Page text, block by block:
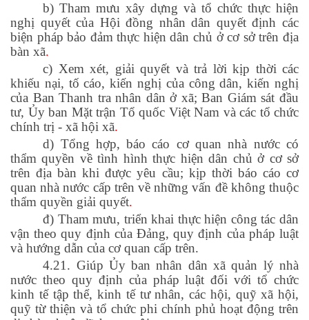
b) Tham mưu xây dựng và tổ chức thực hiện
nghị quyết của Hội đồng nhân dân quyết định các
biện pháp bảo đảm thực hiện dân chủ ở cơ sở trên địa
bàn xã.
c) Xem xét, giải quyết và trả lời kịp thời các
khiếu nại, tố cáo, kiến nghị của công dân, kiến nghị
của Ban Thanh tra nhân dân ở xã; Ban Giám sát đầu
tư, Ủy ban Mặt trận Tổ quốc Việt Nam và các tổ chức
chính trị - xã hội xã.
d) Tổng hợp, báo cáo cơ quan nhà nước có
thẩm quyền về tình hình thực hiện dân chủ ở cơ sở
trên địa bàn khi được yêu cầu; kịp thời báo cáo cơ
quan nhà nước cấp trên về những vấn đề không thuộc
thẩm quyền giải quyết.
đ) Tham mưu, triển khai thực hiện công tác dân
vận theo quy định của Đảng, quy định của pháp luật
và hướng dẫn của cơ quan cấp trên.
4.21. Giúp Ủy ban nhân dân xã quản lý nhà
nước theo quy định của pháp luật đối với tổ chức
kinh tế tập thể, kinh tế tư nhân, các hội, quỹ xã hội,
quỹ từ thiện và tổ chức phi chính phủ hoạt động trên